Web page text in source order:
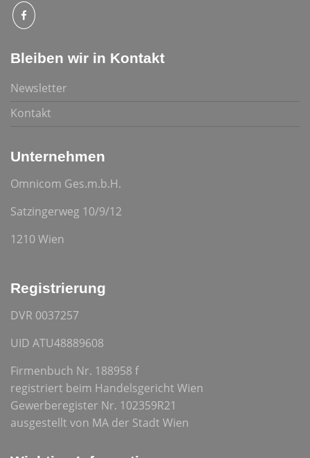
Bleiben wir in Kontakt
Newsletter
Kontakt
Unternehmen
Omnicom Ges.m.b.H.
Satzingerweg 10/9/12
1210 Wien
Registrierung
DVR 0037257
UID ATU48889608
Firmenbuch Nr. 188958 f
registriert beim Handelsgericht Wien
Gewerberegister Nr. 102359R21
ausgestellt von MA der Stadt Wien